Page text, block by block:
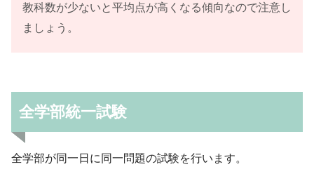
教科数が少ないと平均点が高くなる傾向なので注意し
ましょう。
全学部統一試験
全学部が同一日に同一問題の試験を行います。